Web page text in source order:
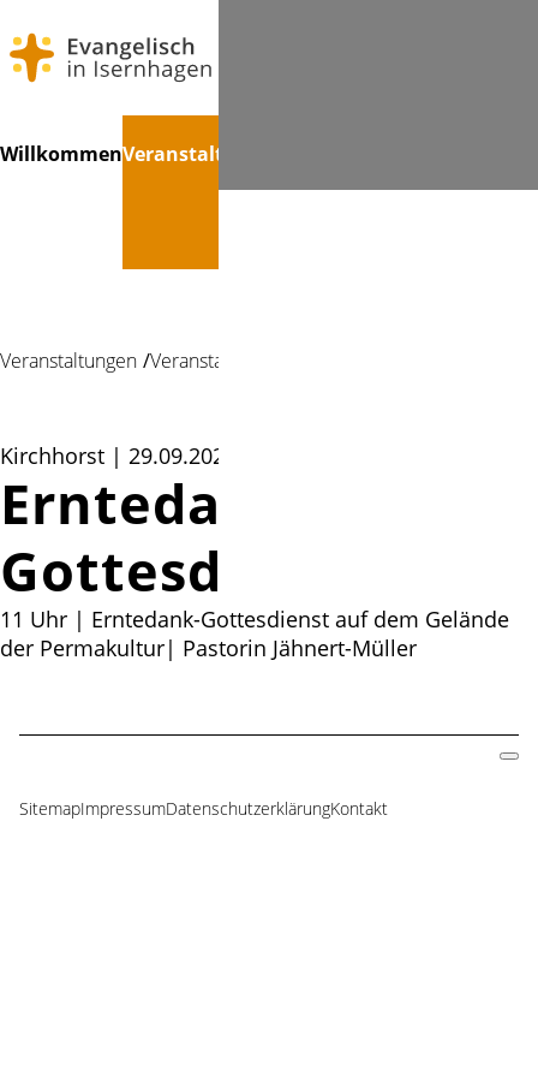
überspringen
WillkommenVeranstaltungen
Veranstaltungen Veranstaltung
Kirchhorst | 29.09.2024 11:00
Erntedank-
Gottesdienst
11 Uhr | Erntedank-Gottesdienst auf dem Gelände
der Permakultur| Pastorin Jähnert-Müller
Navigation
SitemapImpressumDatenschutzerklärungKontakt